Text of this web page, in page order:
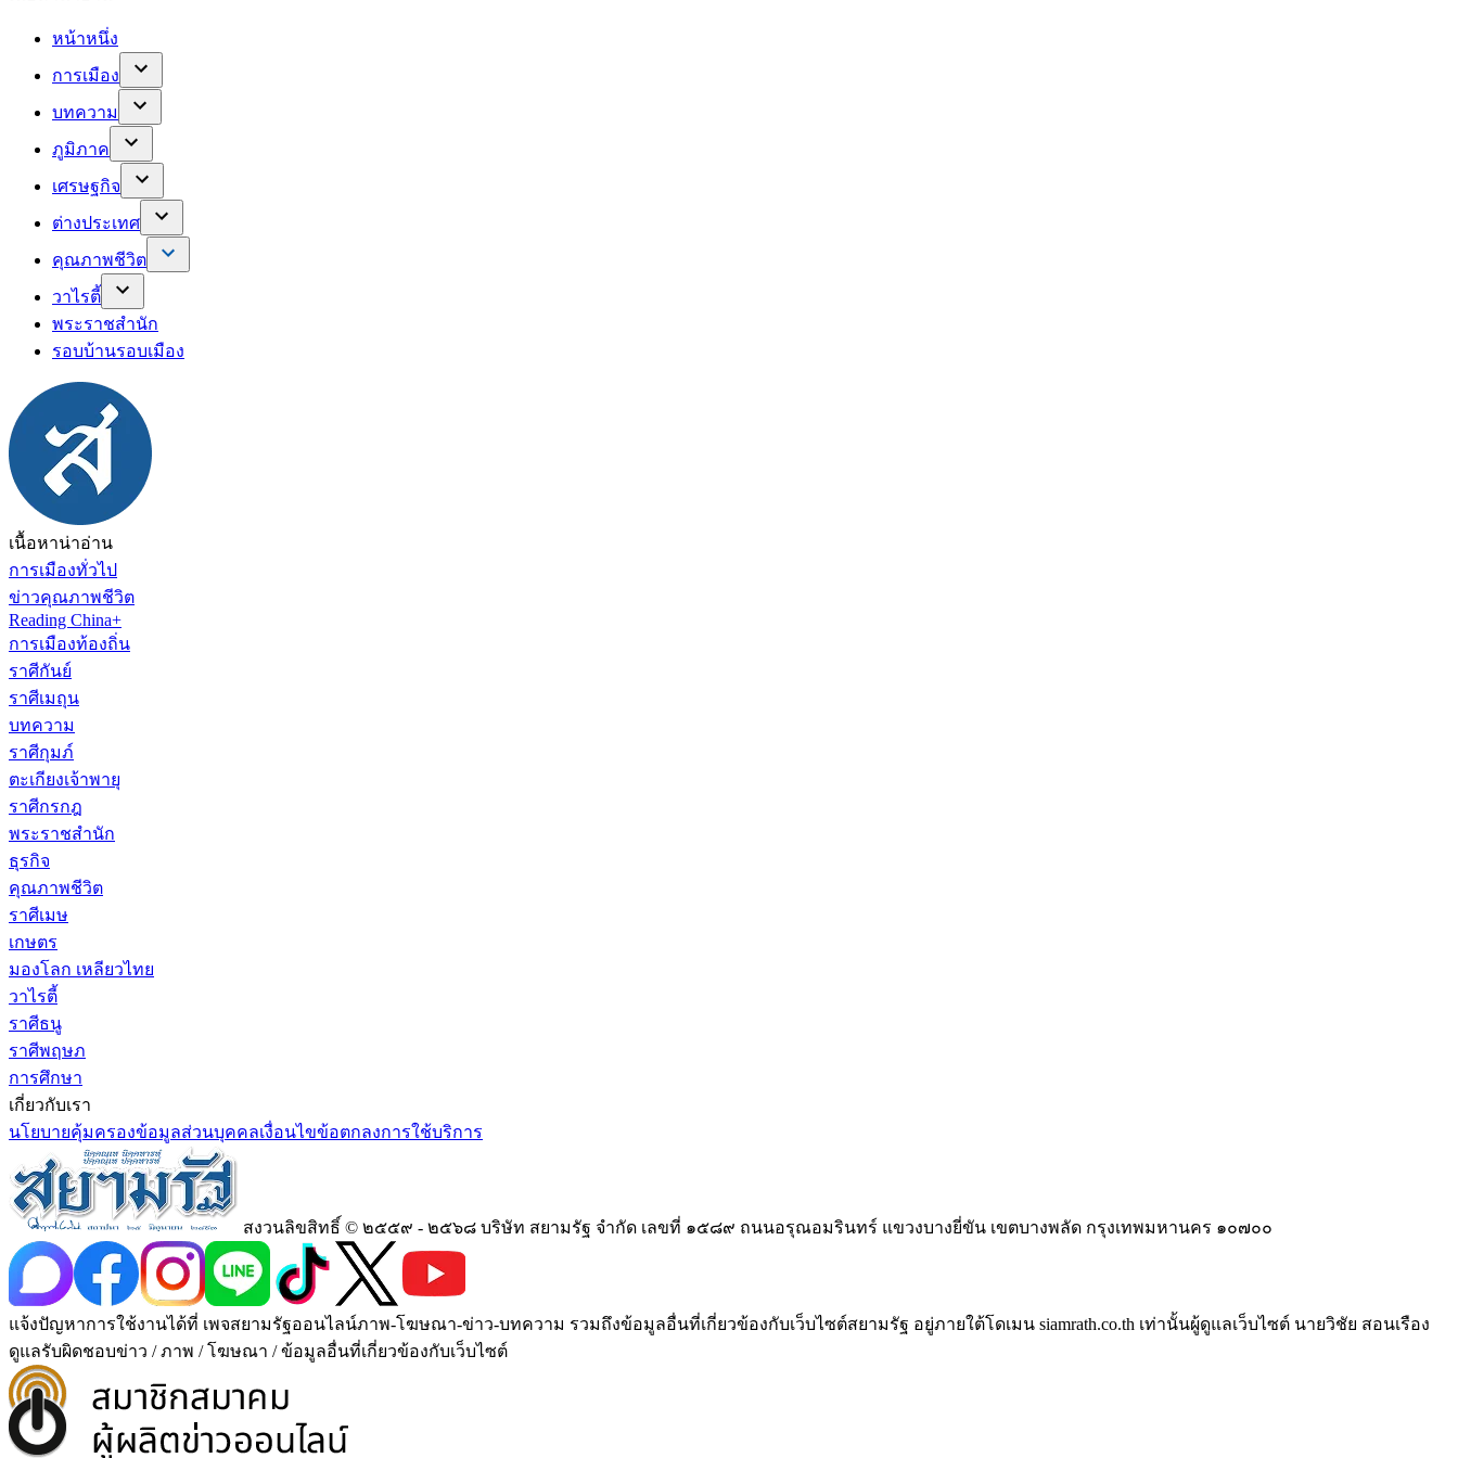
หน้าหนึ่ง
การเมือง
บทความ
ภูมิภาค
เศรษฐกิจ
ต่างประเทศ
คุณภาพชีวิต
วาไรตี้
พระราชสำนัก
รอบบ้านรอบเมือง
เนื้อหาน่าอ่าน
การเมืองทั่วไป
ข่าวคุณภาพชีวิต
Reading China+
การเมืองท้องถิ่น
ราศีกันย์
ราศีเมถุน
บทความ
ราศีกุมภ์
ตะเกียงเจ้าพายุ
ราศีกรกฎ
พระราชสำนัก
ธุรกิจ
คุณภาพชีวิต
ราศีเมษ
เกษตร
มองโลก เหลียวไทย
วาไรตี้
ราศีธนู
ราศีพฤษภ
การศึกษา
เกี่ยวกับเรา
นโยบายคุ้มครองข้อมูลส่วนบุคคลเงื่อนไขข้อตกลงการใช้บริการ
สงวนลิขสิทธิ์ © ๒๕๕๙ - ๒๕๖๘ บริษัท สยามรัฐ จำกัด เลขที่ ๑๕๘๙ ถนนอรุณอมรินทร์ แขวงบางยี่ขัน เขตบางพลัด กรุงเทพมหานคร ๑๐๗๐๐
แจ้งปัญหาการใช้งานได้ที่ เพจสยามรัฐออนไลน์ภาพ-โฆษณา-ข่าว-บทความ รวมถึงข้อมูลอื่นที่เกี่ยวข้องกับเว็บไซต์สยามรัฐ อยู่ภายใต้โดเมน siamrath.co.th เท่านั้นผู้ดูแลเว็บไซต์ นายวิชัย สอนเรือง
ดูแลรับผิดชอบข่าว / ภาพ / โฆษณา / ข้อมูลอื่นที่เกี่ยวข้องกับเว็บไซต์